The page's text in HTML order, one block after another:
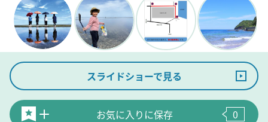
スライドショーで見る
お気に入りに保存 0